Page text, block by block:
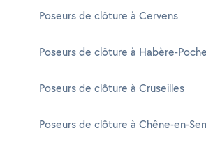
Poseurs de clôture à Cervens
Poseurs de clôture à Habère-Poche
Poseurs de clôture à Cruseilles
Poseurs de clôture à Chêne-en-